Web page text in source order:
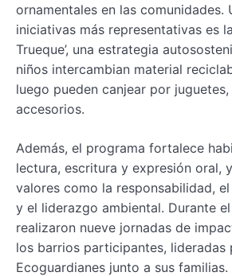
ornamentales en las comunidades.
iniciativas más representativas es
Trueque’, una estrategia
niños intercambian material
luego pueden canjear por
accesorios.
Además, el programa fortalece
lectura, escritura y expresión oral,
valores como la responsabilidad,
y el liderazgo ambiental. Durante
realizaron nueve jornadas de
los barrios participantes,
Ecoguardianes junto a sus familias.